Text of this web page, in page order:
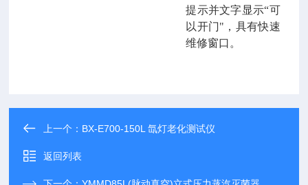
提示并文字显示“可
以开门"，具有快速
维修窗口。
上一个： BX-E700-150L 氙灯老化测试仪
返回列表